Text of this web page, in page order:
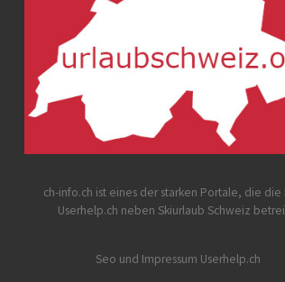
ch-info.ch ist eines der starken Portale, die die
Userhelp.ch neben Skiurlaub Schweiz
Seo und Impressum Userhelp.ch